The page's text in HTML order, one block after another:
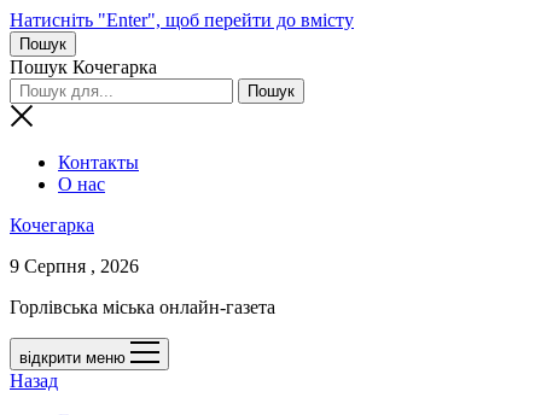
Натисніть "Enter", щоб перейти до вмісту
Пошук
Пошук Кочегарка
Контакты
О нас
Кочегарка
9 Серпня , 2026
Горлівська міська онлайн-газета
відкрити меню
Назад